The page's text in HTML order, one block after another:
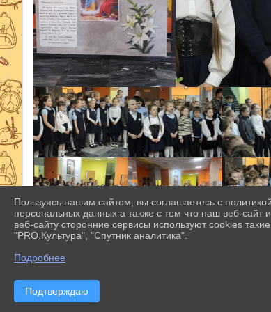
Пользуясь нашим сайтом, вы соглашаетесь с
персональных данных а также с тем что наш веб-сайт
веб-сайту сторонние сервисы используют cookies такие
"PRO.Культура", "Спутник аналитика".
Подробнее
Подтверждаю